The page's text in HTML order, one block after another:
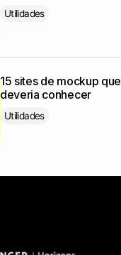
Utilidades
15 sites de mockup
deveria conhecer
Utilidades